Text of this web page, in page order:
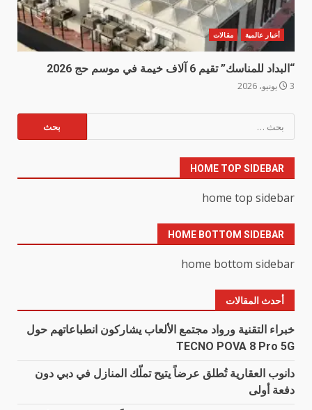
أخبار عالمية مقالات
“البداد للمناسك” تقيم 6 آلاف خيمة في موسم حج 2026
3 يونيو، 2026
البحث
عن:
HOME TOP SIDEBAR
home top sidebar
HOME BOTTOM SIDEBAR
home bottom sidebar
أحدث المقالات
خبراء التقنية ورواد مجتمع الألعاب يشاركون انطباعاتهم حول
TECNO POVA 8 Pro 5G
دانوب العقارية تُطلق عرضاً يتيح تملّك المنازل في دبي دون
دفعة أولى